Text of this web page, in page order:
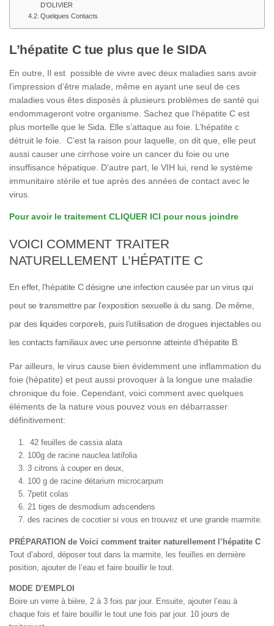
D’OLIVIER
Quelques Contacts
L’hépatite C tue plus que le SIDA
En outre, Il est possible de vivre avec deux maladies sans avoir
l’impression d’être malade, même en ayant une seul de ces
maladies vous êtes disposés à plusieurs problèmes de santé qui
endommageront votre organisme. Sachez que l’hépatite C est
plus mortelle que le Sida. Elle s’attaque au foie. L’hépatite c
détruit le foie. C’est la raison pour laquelle, on dit que, elle peut
aussi causer une cirrhose voire un cancer du foie ou une
insuffisance hépatique. D’autre part, le VIH lui, rend le système
immunitaire stérile et tue après des années de contact avec le
virus.
Pour avoir le traitement CLIQUER ICI pour nous joindre
VOICI COMMENT TRAITER
NATURELLEMENT L’HÉPATITE C
En effet, l’hépatite C désigne une infection causée par un virus qui
peut se transmettre par l’exposition sexuelle à du sang. De même,
par des liquides corporels, puis l’utilisation de drogues injectables ou
les contacts familiaux avec une personne atteinte d’hépatite B.
Par ailleurs, le virus cause bien évidemment une inflammation du
foie (hépatite) et peut aussi provoquer à la longue une maladie
chronique du foie. Cependant, voici comment avec quelques
éléments de la nature vous pouvez vous en débarrasser
définitivement:
42 feuilles de cassia alata
100g de racine nauclea latifolia
3 citrons à couper en deux,
100 g de racine détarium microcarpum
7petit colas
21 tiges de desmodium adscendens
des racines de cocotier si vous en trouvez et une grande marmite.
PRÉPARATION de Voici comment traiter naturellement l’hépatite C
Tout d’abord, déposer tout dans la marmite, les feuilles en dernière
position, ajouter de l’eau et faire bouillir le tout.
MODE D’EMPLOI
Boire un verre à bière, 2 à 3 fois par jour. Ensuite, ajouter l’eau à
chaque fois et faire bouillir le tout une fois par jour. 10 jours de